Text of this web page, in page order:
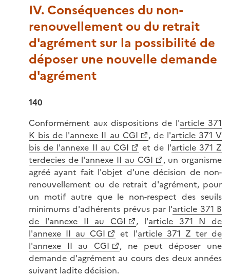
IV. Conséquences du non-
renouvellement ou du retrait
d'agrément sur la possibilité de
déposer une nouvelle demande
d'agrément
140
Conformément aux dispositions de l'article 371
K bis de l'annexe II au CGI
, de l'article 371 V
bis de l'annexe II au CGI
et de l'article 371 Z
terdecies de l'annexe II au CGI
, un organisme
agréé ayant fait l'objet d'une décision de non-
renouvellement ou de retrait d'agrément, pour
un motif autre que le non-respect des seuils
minimums d'adhérents prévus par l'article 371 B
de l'annexe II au CGI
, l'article 371 N de
l'annexe II au CGI
et l'article 371 Z ter de
l'annexe II au CGI
, ne peut déposer une
demande d'agrément au cours des deux années
suivant ladite décision.